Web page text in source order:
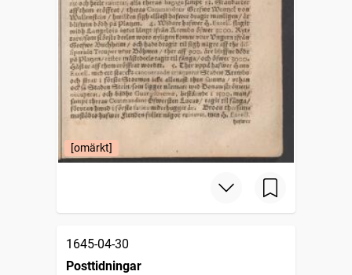
[omärkt]
1645-04-30
Posttidningar